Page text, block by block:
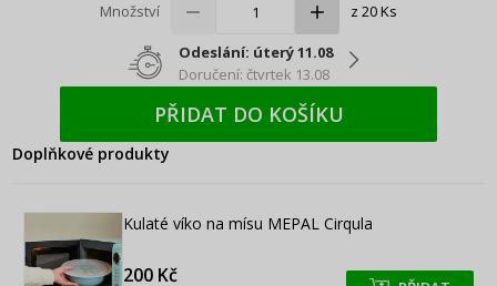
Množství z 20 Ks
Odeslání: úterý 11.08
Doručení: čtvrtek 13.08
PŘIDAT DO KOŠÍKU
Doplňkové produkty
Kulaté víko na mísu MEPAL Cirqula
200 Kč